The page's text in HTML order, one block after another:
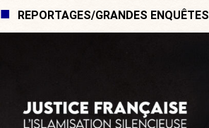
REPORTAGES/GRANDES ENQUÊTES